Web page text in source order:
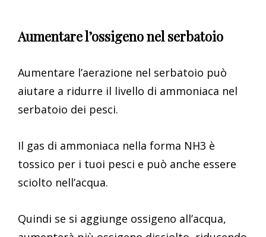
Aumentare l’ossigeno nel serbatoio
Aumentare l’aerazione nel serbatoio può
aiutare a ridurre il livello di ammoniaca nel
serbatoio dei pesci.
Il gas di ammoniaca nella forma NH3 è
tossico per i tuoi pesci e può anche essere
sciolto nell’acqua.
Quindi se si aggiunge ossigeno all’acqua,